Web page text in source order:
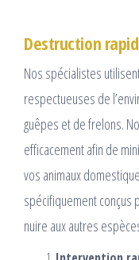
Destruction
Nos spécialistes
respectueuses de
guêpes et de frelons.
efficacement afin de
vos animaux
spécifiquement conçus
nuire aux autres